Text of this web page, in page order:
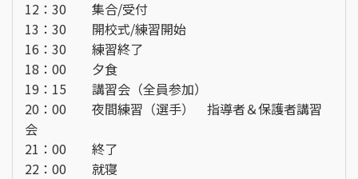
12：30 集合/受付
13：30 開校式/練習開始
16：30 練習終了
18：00 夕食
19：15 講習会（全員参加）
20：00 夜間練習（選手） 指導者＆保護者講習
会
21：00 終了
22：00 就寝